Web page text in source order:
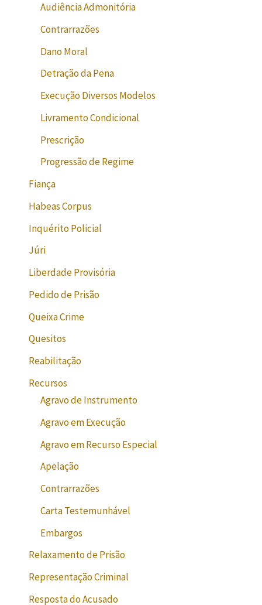
Audiência Admonitória
Contrarrazões
Dano Moral
Detração da Pena
Execução Diversos Modelos
Livramento Condicional
Prescrição
Progressão de Regime
Fiança
Habeas Corpus
Inquérito Policial
Júri
Liberdade Provisória
Pedido de Prisão
Queixa Crime
Quesitos
Reabilitação
Recursos
Agravo de Instrumento
Agravo em Execução
Agravo em Recurso Especial
Apelação
Contrarrazões
Carta Testemunhável
Embargos
Relaxamento de Prisão
Representação Criminal
Resposta do Acusado